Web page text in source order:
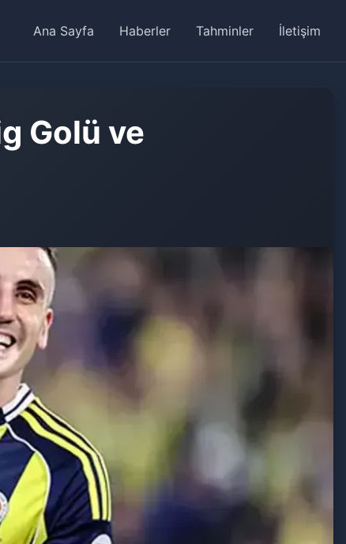
Ana Sayfa Haberler Tahminler İletişim
Golü ve